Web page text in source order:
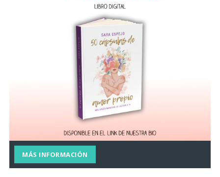
MÁS INFORMACIÓN